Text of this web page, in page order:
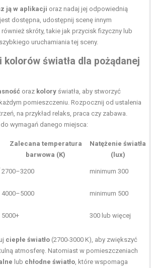
ją w aplikacji oraz nadaj jej odpowiednią
dostępna, udostępnij scenę innym
skróty, takie jak przycisk fizyczny lub
uruchamiania tej sceny.
kolorów światła dla pożądanej
oraz kolory światła, aby stworzyć
pomieszczeniu. Rozpocznij od ustalenia
na przykład relaks, praca czy zabawa.
wymagań danego miejsca:
Zalecana temperatura
barwowa (K)
Natężenie światła
(lux)
2700–3200 minimum 300
4000–5000 minimum 500
5000+ 300 lub więcej
ciepłe światło (2700-3000 K), aby zwiększyć
atmosferę. Natomiast w pomieszczeniach
lub chłodne światło , które wspomaga